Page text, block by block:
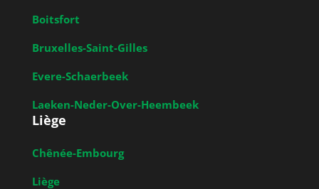
Boitsfort
Bruxelles-Saint-Gilles
Evere-Schaerbeek
Laeken-Neder-Over-Heembeek
Liège
Chênée-Embourg
Liège